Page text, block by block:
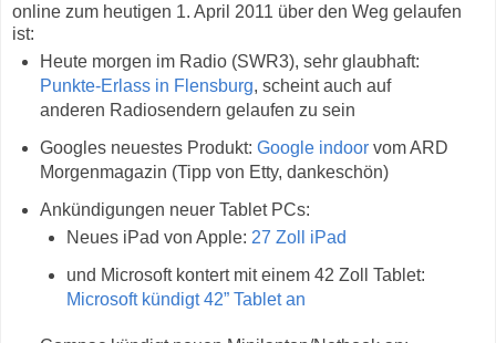
online zum heutigen 1. April 2011 über den Weg gelaufen
ist:
Heute morgen im Radio (SWR3), sehr glaubhaft:
Punkte-Erlass in Flensburg, scheint auch auf
anderen Radiosendern gelaufen zu sein
Googles neuestes Produkt: Google indoorvom ARD
Morgenmagazin (Tipp von Etty, dankeschön)
Ankündigungen neuer Tablet PCs:
Neues iPad von Apple:27 Zoll iPad
und Microsoft kontert mit einem 42 Zoll Tablet:
Microsoft kündigt 42” Tablet an